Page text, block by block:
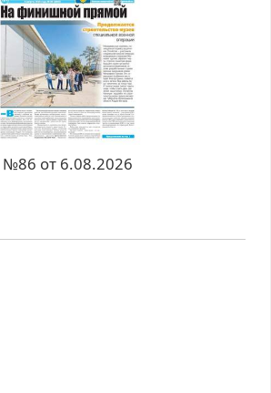
№86 от 6.08.2026